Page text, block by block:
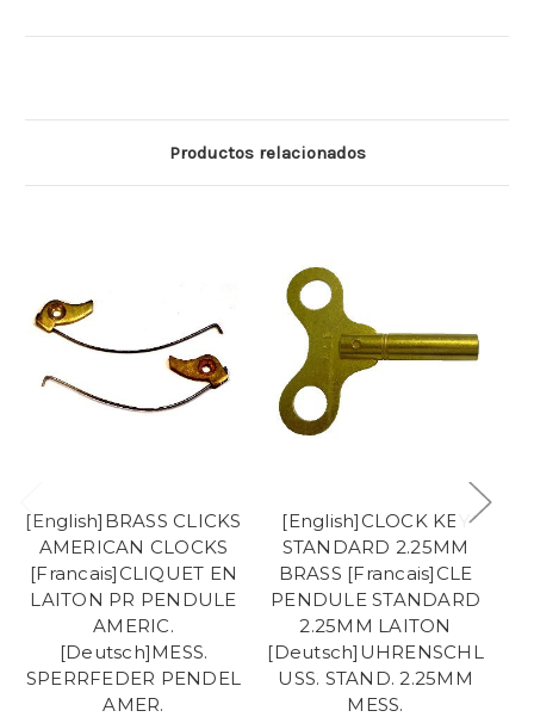
Productos relacionados
[English]BRASS CLICKS
AMERICAN CLOCKS
[Francais]CLIQUET EN
LAITON PR PENDULE
AMERIC.
[Deutsch]MESS.
SPERRFEDER PENDEL
AMER.
[English]CLOCK KEY
STANDARD 2.25MM
BRASS [Francais]CLE
PENDULE STANDARD
2.25MM LAITON
[Deutsch]UHRENSCHL
USS. STAND. 2.25MM
MESS.